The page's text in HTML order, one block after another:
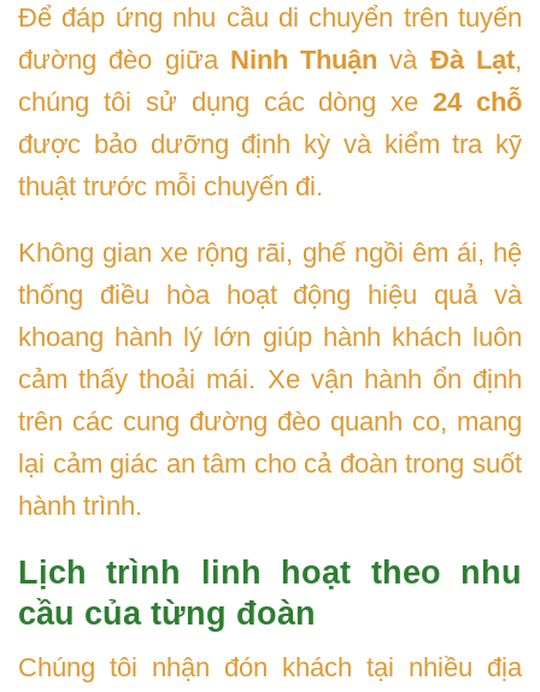
Để đáp ứng nhu cầu di chuyển trên tuyến
đường đèo giữa Ninh Thuận và Đà Lạt,
chúng tôi sử dụng các dòng xe24 chỗ
được bảo dưỡng định kỳ và kiểm tra kỹ
thuật trước mỗi chuyến đi.
Không gian xe rộng rãi, ghế ngồi êm ái, hệ
thống điều hòa hoạt động hiệu quả và
khoang hành lý lớn giúp hành khách luôn
cảm thấy thoải mái. Xe vận hành ổn định
trên các cung đường đèo quanh co, mang
lại cảm giác an tâm cho cả đoàn trong suốt
hành trình.
Lịch trình linh hoạt theo nhu
cầu của từng đoàn
Chúng tôi nhận đón khách tại nhiều địa